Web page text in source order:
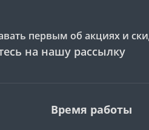
первым об акциях и
на нашу рассылку
Время работы